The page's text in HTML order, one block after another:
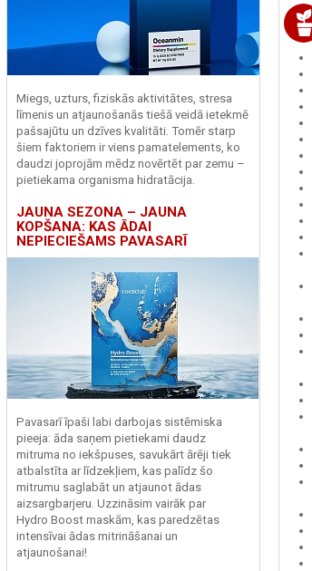
Miegs, uzturs, fiziskās aktivitātes, stresa
līmenis un atjaunošanās tiešā veidā ietekmē
pašsajūtu un dzīves kvalitāti. Tomēr starp
šiem faktoriem ir viens pamatelements, ko
daudzi joprojām mēdz novērtēt par zemu –
pietiekama organisma hidratācija.
JAUNA SEZONA – JAUNA
KOPŠANA: KAS ĀDAI
NEPIECIEŠAMS PAVASARĪ
Pavasarī īpaši labi darbojas sistēmiska
pieeja: āda saņem pietiekami daudz
mitruma no iekšpuses, savukārt ārēji tiek
atbalstīta ar līdzekļiem, kas palīdz šo
mitrumu saglabāt un atjaunot ādas
aizsargbarjeru. Uzzināsim vairāk par
Hydro Boost maskām, kas paredzētas
intensīvai ādas mitrināšanai un
atjaunošanai!